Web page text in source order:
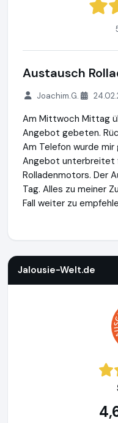
Austausch
Joachim.G.
Am Mittwoch Mittag
Angebot gebeten.
Am Telefon wurde
Angebot unterbreitet
Rolladenmotors. Der
Tag. Alles zu meiner
Fall weiter zu
Jalousie-Welt.de